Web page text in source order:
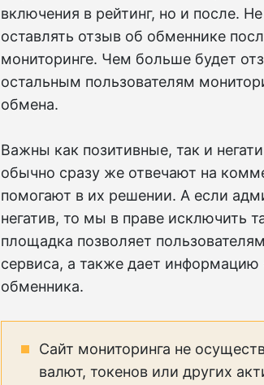
включения в рейтинг, но и после.
оставлять отзыв об обменнике
мониторинге. Чем больше будет
остальным пользователям
обмена.
Важны как позитивные, так и
обычно сразу же отвечают на
помогают в их решении. А если
негатив, то мы в праве исключить
площадка позволяет
сервиса, а также дает информацию
обменника.
Сайт мониторинга не
валют, токенов или других